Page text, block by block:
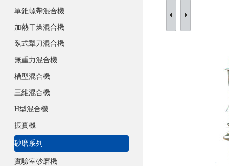
單錐螺帶混合機
加熱干燥混合機
臥式犁刀混合機
無重力混合機
槽型混合機
三維混合機
H型混合機
振實機
砂磨系列
實驗室砂磨機